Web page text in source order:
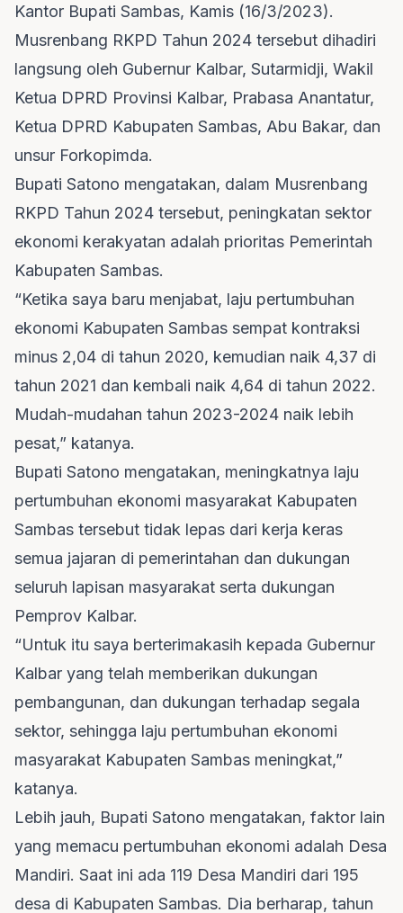
Kantor Bupati Sambas, Kamis (16/3/2023).
Musrenbang RKPD Tahun 2024 tersebut dihadiri
langsung oleh Gubernur Kalbar, Sutarmidji, Wakil
Ketua DPRD Provinsi Kalbar, Prabasa Anantatur,
Ketua DPRD Kabupaten Sambas, Abu Bakar, dan
unsur Forkopimda.
Bupati Satono mengatakan, dalam Musrenbang
RKPD Tahun 2024 tersebut, peningkatan sektor
ekonomi kerakyatan adalah prioritas Pemerintah
Kabupaten Sambas.
“Ketika saya baru menjabat, laju pertumbuhan
ekonomi Kabupaten Sambas sempat kontraksi
minus 2,04 di tahun 2020, kemudian naik 4,37 di
tahun 2021 dan kembali naik 4,64 di tahun 2022.
Mudah-mudahan tahun 2023-2024 naik lebih
pesat,” katanya.
Bupati Satono mengatakan, meningkatnya laju
pertumbuhan ekonomi masyarakat Kabupaten
Sambas tersebut tidak lepas dari kerja keras
semua jajaran di pemerintahan dan dukungan
seluruh lapisan masyarakat serta dukungan
Pemprov Kalbar.
“Untuk itu saya berterimakasih kepada Gubernur
Kalbar yang telah memberikan dukungan
pembangunan, dan dukungan terhadap segala
sektor, sehingga laju pertumbuhan ekonomi
masyarakat Kabupaten Sambas meningkat,”
katanya.
Lebih jauh, Bupati Satono mengatakan, faktor lain
yang memacu pertumbuhan ekonomi adalah Desa
Mandiri. Saat ini ada 119 Desa Mandiri dari 195
desa di Kabupaten Sambas. Dia berharap, tahun